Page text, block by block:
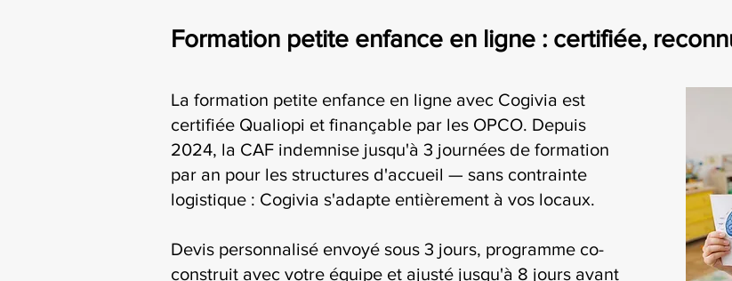
Formation petite enfance en ligne : certifiée,
La formation petite enfance en ligne avec Cogivia est
certifiée Qualiopi et finançable par les OPCO. Depuis
2024, la CAF indemnise jusqu'à 3 journées de formation
par an pour les structures d'accueil — sans contrainte
logistique : Cogivia s'adapte entièrement à vos locaux.
Devis personnalisé envoyé sous 3 jours, programme co-
construit avec votre équipe et ajusté jusqu'à 8 jours avant